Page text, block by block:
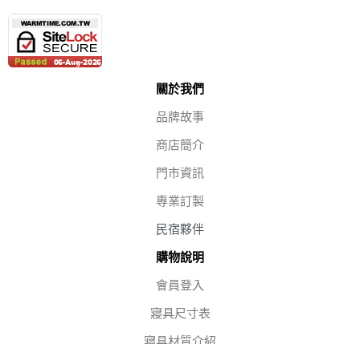
關於我們
品牌故事
商店簡介
門市資訊
專業訂製
民宿夥伴
購物說明
會員登入
寢具尺寸表